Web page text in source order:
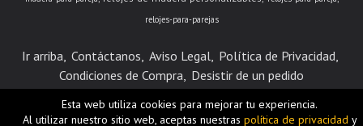
Esta web utiliza cookies para mejorar tu experiencia.
Al utilizar nuestro sitio web, aceptas nuestras política de privacidad y
relojes-para-parejas
Ir arriba Contáctanos Aviso Legal Política de Privacidad
Condiciones de Compra Desistir de un pedido
* - Bogotá, Cundinamarca - (Colombia) | info@unbox.com.co |